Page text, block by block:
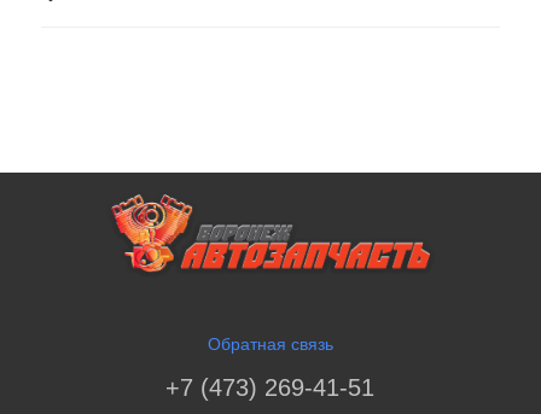
Обратная связь
+7 (473) 269-41-51